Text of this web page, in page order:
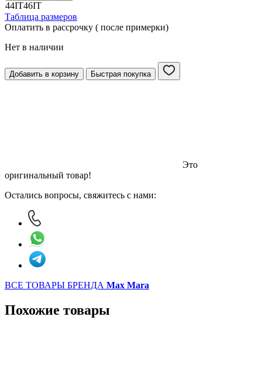
44IT46IT
Таблица размеров
Оплатить в рассрочку ( после примерки)
Нет в наличии
Добавить в корзину Быстрая покупка
Это
оригинальный товар!
Остались вопросы, свяжитесь с нами:
ВСЕ ТОВАРЫ БРЕНДА Max Mara
Похожие товары